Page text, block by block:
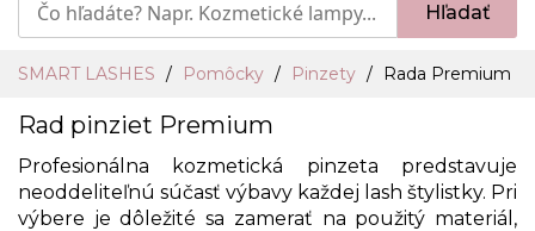
Hľadať
SMART LASHES Pomôcky Pinzety Rada Premium
Rad pinziet Premium
Profesionálna kozmetická pinzeta predstavuje
neoddeliteľnú súčasť výbavy každej lash štylistky. Pri
výbere je dôležité sa zamerať na použitý materiál,